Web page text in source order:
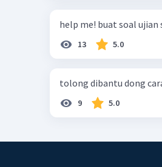
help me! buat soal ujian
13 5.0
tolong dibantu dong
9 5.0